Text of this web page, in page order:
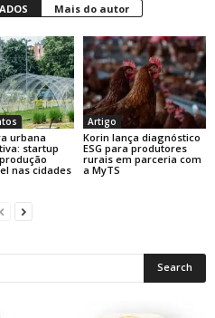
Mais do autor
urbana
startup
nas cidades
Artigo
Korin lança diagnóstico
ESG para produtores
rurais em parceria com
a MyTS